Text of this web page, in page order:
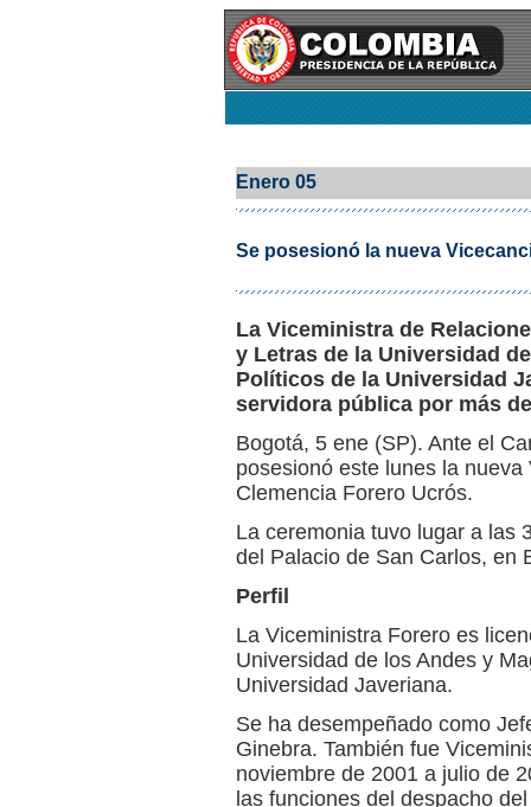
Enero 05
Se posesionó la nueva
La Viceministra de
y Letras de la Universidad
Políticos de la Universidad
servidora pública por más
Bogotá, 5 ene (SP). Ante el
posesionó este lunes la
Clemencia Forero Ucrós.
La ceremonia tuvo lugar a las
del Palacio de San Carlos, en
Perfil
La Viceministra Forero es
Universidad de los Andes y
Universidad Javeriana.
Se ha desempeñado como
Ginebra. También fue
noviembre de 2001 a julio de
las funciones del despacho